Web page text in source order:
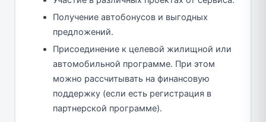
Получение автобонусов и выгодных
предложений.
Присоединение к целевой жилищной или
автомобильной программе. При этом
можно рассчитывать на финансовую
поддержку (если есть регистрация в
партнерской программе).